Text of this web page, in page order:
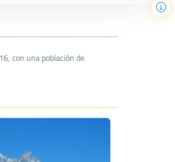
con una población de